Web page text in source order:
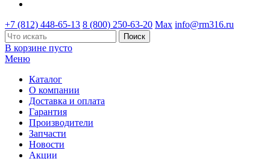
+7 (812) 448-65-13 8 (800) 250-63-20 Max info@rm316.ru
В корзине пусто
Меню
Каталог
О компании
Доставка и оплата
Гарантия
Производители
Запчасти
Новости
Акции